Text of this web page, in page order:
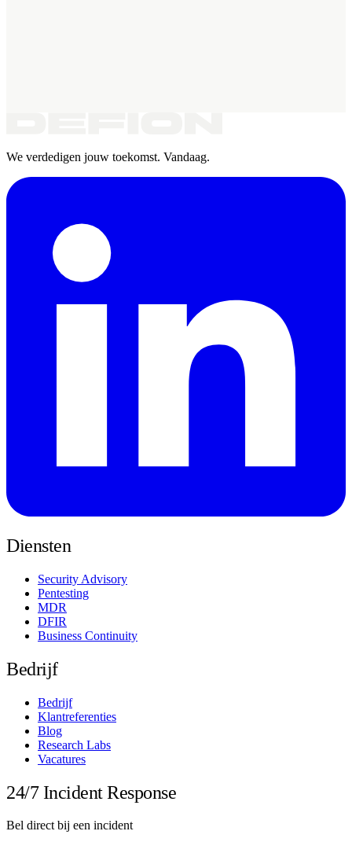
We verdedigen jouw toekomst. Vandaag.
Diensten
Security Advisory
Pentesting
MDR
DFIR
Business Continuity
Bedrijf
Bedrijf
Klantreferenties
Blog
Research Labs
Vacatures
24/7 Incident Response
Bel direct bij een incident